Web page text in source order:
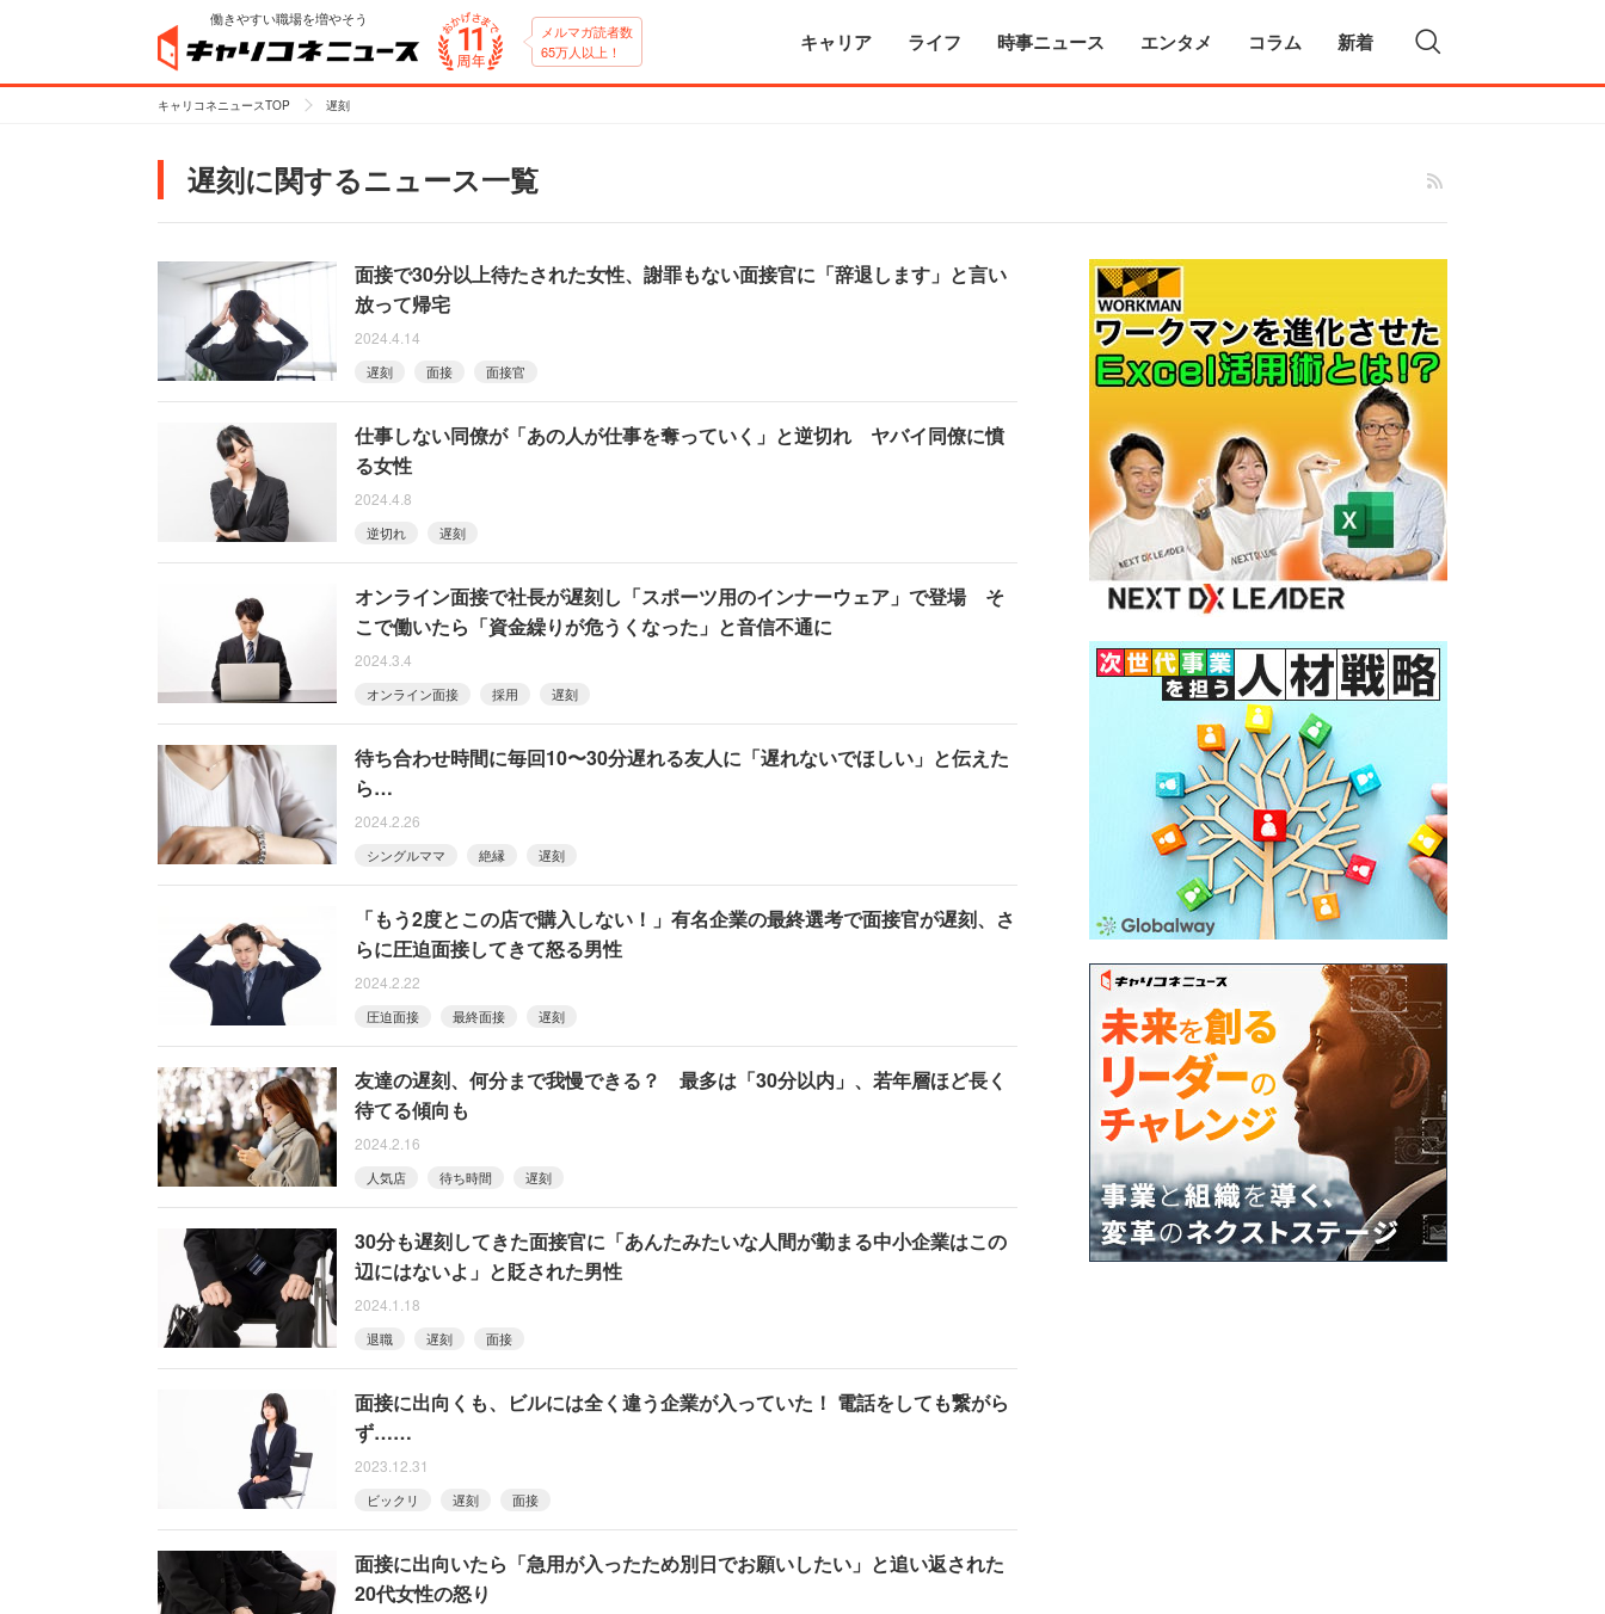
働きやすい職場を増やそう
メルマガ読者数
65万人以上！
キャリア ライフ 時事ニュース エンタメ コラム 新着
キャリコネニュースTOP 遅刻
遅刻に関するニュース一覧
面接で30分以上待たされた女性、謝罪もない面接官に「辞退します」と言い
放って帰宅
2024.4.14
遅刻 面接 面接官
仕事しない同僚が「あの人が仕事を奪っていく」と逆切れ ヤバイ同僚に憤
る女性
2024.4.8
逆切れ 遅刻
オンライン面接で社長が遅刻し「スポーツ用のインナーウェア」で登場 そ
こで働いたら「資金繰りが危うくなった」と音信不通に
2024.3.4
オンライン面接 採用 遅刻
待ち合わせ時間に毎回10〜30分遅れる友人に「遅れないでほしい」と伝えた
ら…
2024.2.26
シングルママ 絶縁 遅刻
「もう2度とこの店で購入しない！」有名企業の最終選考で面接官が遅刻、さ
らに圧迫面接してきて怒る男性
2024.2.22
圧迫面接 最終面接 遅刻
友達の遅刻、何分まで我慢できる？ 最多は「30分以内」、若年層ほど長く
待てる傾向も
2024.2.16
人気店 待ち時間 遅刻
30分も遅刻してきた面接官に「あんたみたいな人間が勤まる中小企業はこの
辺にはないよ」と貶された男性
2024.1.18
退職 遅刻 面接
面接に出向くも、ビルには全く違う企業が入っていた！ 電話をしても繋がら
ず……
2023.12.31
ビックリ 遅刻 面接
面接に出向いたら「急用が入ったため別日でお願いしたい」と追い返された
20代女性の怒り